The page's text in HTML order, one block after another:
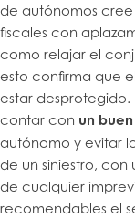
de autónomos
fiscales con
como relajar el
esto confirma que
estar
contar con un
autónomo y evitar
de un siniestro,
de cualquier
recomendables el